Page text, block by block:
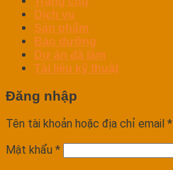
Dịch vụ
Sản phẩm
Bảo dưỡng
Dự án đã làm
Tài liệu kỹ thuật
Đăng nhập
Tên tài khoản hoặc địa chỉ email *
Mật khẩu *